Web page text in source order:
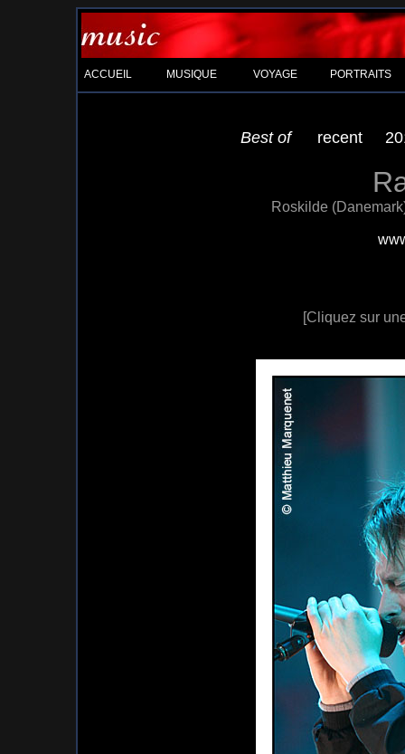
ACCUEIL MUSIQUE VOYAGE PORTRAITS
Best of recent
Roskilde
[Cliquez sur